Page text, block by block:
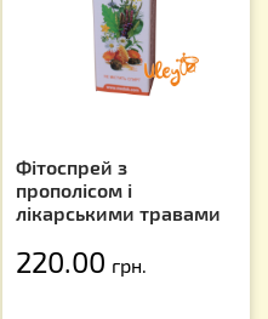
Фітоспрей з
прополісом і
лікарськими травами
220.00 грн.